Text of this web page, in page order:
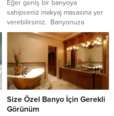
Eğer geniş bir banyoya
sahipseniz makyaj masasına yer
verebilirsiniz. Banyonuza
koyacağınız şık bir puf veya
sandalye ile makyaj ve cilt bakım
ritüeliniz konforlu bir hal alırken,
büyük bir keyfe dönüşecek.
Modern olarak dekore edilmiş bir
banyoda barok tarzı...
Size Özel Banyo İçin Gerekli
Görünüm